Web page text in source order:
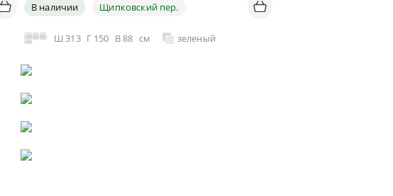
В наличии Щипковский пер.
Ш 313 Г 150 В88 см зеленый